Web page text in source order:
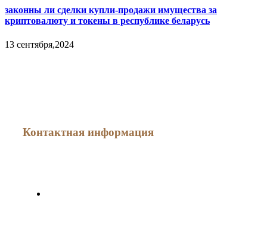
законны ли сделки купли-продажи имущества за
криптовалюту и токены в республике беларусь
13 сентября,2024
Контактная информация